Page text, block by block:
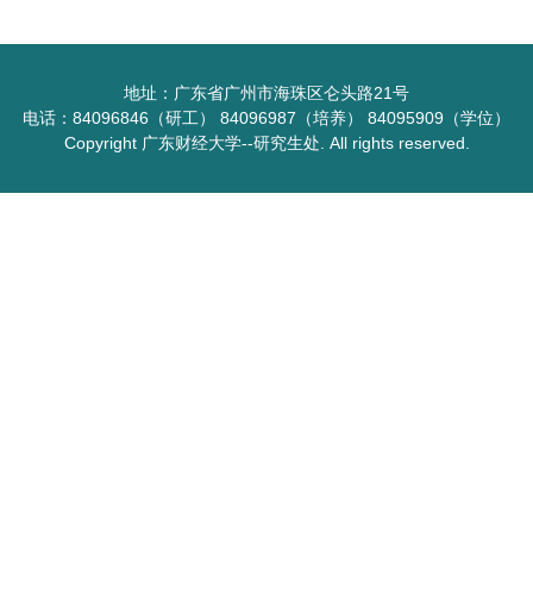
地址：广东省广州市海珠区仑头路21号
电话：84096846（研工） 84096987（培养） 84095909（学位）
Copyright 广东财经大学--研究生处. All rights reserved.